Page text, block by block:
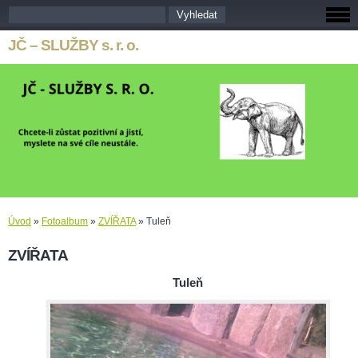
JČ – SLUŽBY s. r. o.
Úvod » Fotoalbum » ZVÍŘATA» Tuleň
ZVÍŘATA
Tuleň